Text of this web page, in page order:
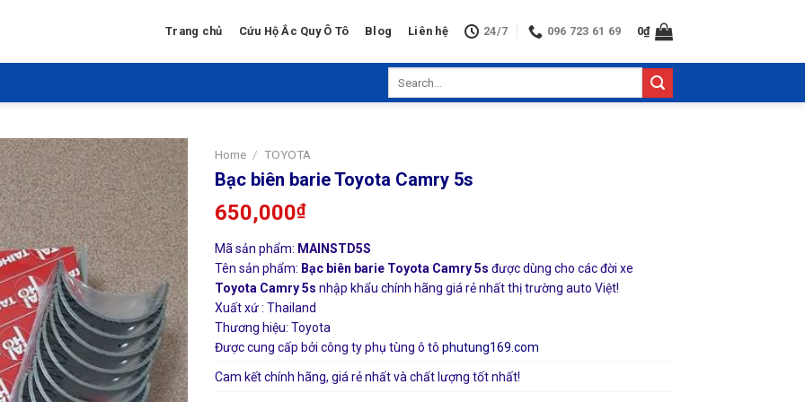
Trang chủ Cứu Hộ Ắc Quy Ô Tô Blog Liên hệ 24/7 096 723 61 69 0₫
Home / TOYOTA
Bạc biên barie Toyota Camry 5s
650,000₫
Mã sản phẩm: MAINSTD5S
Tên sản phẩm: Bạc biên barie Toyota Camry 5s được dùng cho các đời xe
Toyota Camry 5s nhập khẩu chính hãng giá rẻ nhất thị trường auto Việt!
Xuất xứ : Thailand
Thương hiệu: Toyota
Được cung cấp bởi công ty phụ tùng ô tô phutung169.com
Cam kết chính hãng, giá rẻ nhất và chất lượng tốt nhất!